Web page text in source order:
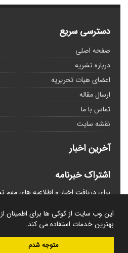
این وب سایت از کوکی ها برای اطمینان از
بهترین خدمات استفاده می کند.
متوجه شدم
دسترسی سریع
صفحه اصلی
درباره نشریه
اعضای هیات تحریریه
ارسال مقاله
تماس با ما
نقشه سایت
آخرین اخبار
اشتراک خبرنامه
برای دریافت اخبار و اطلاعیه های مهم